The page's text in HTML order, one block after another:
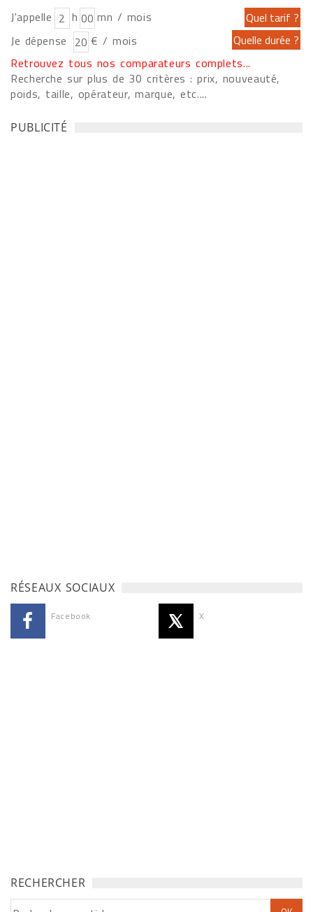
J'appelle h
mn / mois
Je dépense
€ / mois
Retrouvez tous nos comparateurs complets...
Recherche sur plus de 30 critères : prix, nouveauté,
poids, taille, opérateur, marque, etc....
PUBLICITÉ
RÉSEAUX SOCIAUX
Facebook X
RECHERCHER